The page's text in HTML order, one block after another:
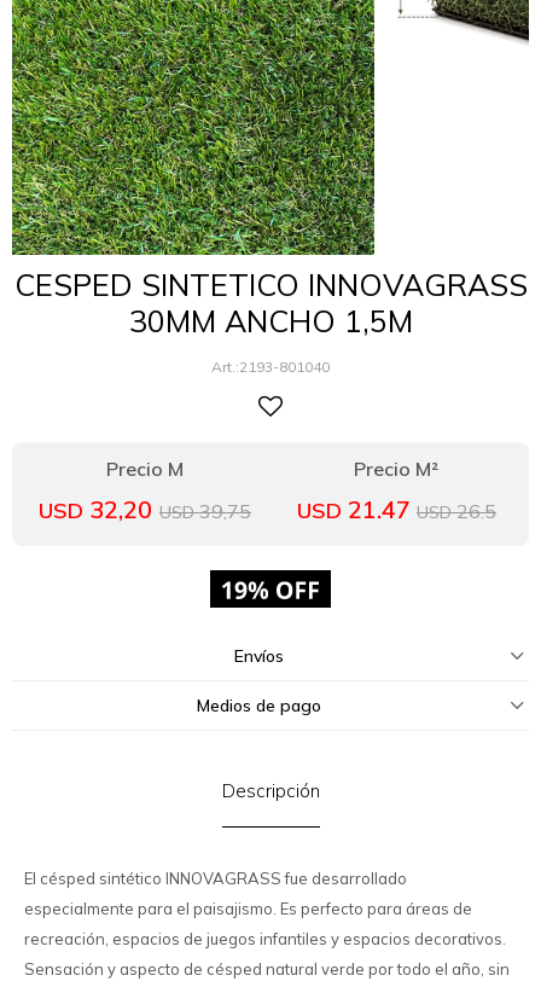
CESPED SINTETICO INNOVAGRASS
30MM ANCHO 1,5M
2193-801040
USD 32,20 USD 39,75 USD 21.47 USD 26.5
Envíos
Medios de pago
Descripción
El césped sintético INNOVAGRASS fue desarrollado
especialmente para el paisajismo. Es perfecto para áreas de
recreación, espacios de juegos infantiles y espacios decorativos.
Sensación y aspecto de césped natural verde por todo el año, sin